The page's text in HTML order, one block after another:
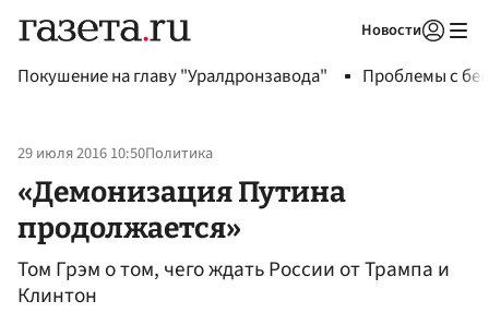
Новости
Покушение на главу "Уралдронзавода" Проблемы с
29 июля 2016 10:50Политика
«Демонизация Путина
продолжается»
Том Грэм о том, чего ждать России от Трампа и
Клинтон